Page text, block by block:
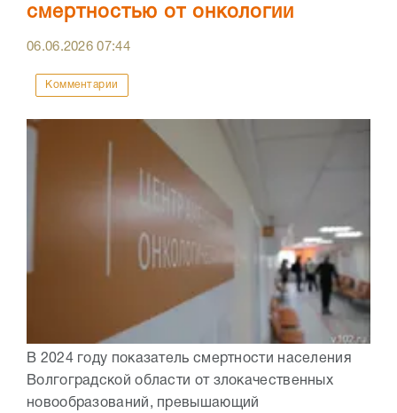
смертностью от онкологии
06.06.202607:44
Комментарии
В 2024 году показатель смертности населения
Волгоградской области от злокачественных
новообразований, превышающий